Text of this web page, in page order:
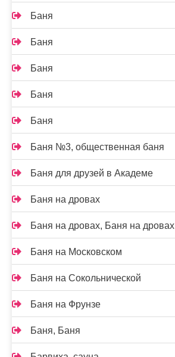
Баня
Баня
Баня
Баня
Баня
Баня №3, общественная баня
Баня для друзей в Академе
Баня на дровах
Баня на дровах, Баня на дровах
Баня на Московском
Баня на Сокольнической
Баня на Фрунзе
Баня, Баня